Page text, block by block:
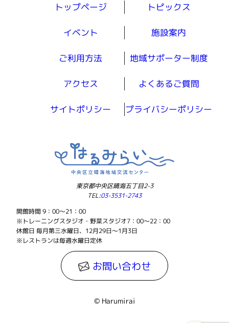
トップページ トピックス
イベント 施設案内
ご利用方法 地域サポーター制度
アクセス よくあるご質問
サイトポリシー プライバシーポリシー
東京都中央区晴海五丁目2-3
TEL:03-3531-2743
開館時間 9：00～21：00
※トレーニングスタジオ・野菜スタジオ7：00～22：00
休館日 毎月第三水曜日、12月29日～1月3日
※レストランは毎週水曜日定休
お問い合わせ
© Harumirai